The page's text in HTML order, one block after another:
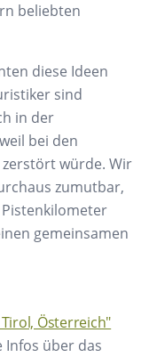
beliebten
diese Ideen
sind
in der
bei den
würde. Wir
zumutbar,
Pistenkilometer
gemeinsamen
Österreich"
über das